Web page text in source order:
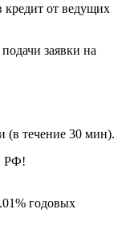
от ведущих
заявки на
(в течение 30 мин).
РФ!
годовых